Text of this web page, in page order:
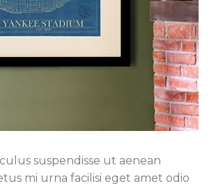
suspendisse ut aenean
mi urna facilisi eget amet odio